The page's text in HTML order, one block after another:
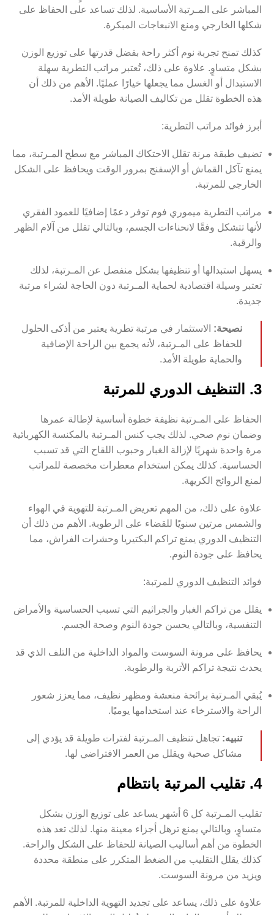
المباشر على المـرتبة الأساسية. لذلك تساعد على الحفاظ على
شكلها الخارجي ومنع الانبعاجات المبكرة.
كذلك تمنح تجربة نوم أكثر راحة بفضل قدرتها على توزيع الوزن
بشكل متساوٍ. علاوة على ذلك، تُعتبر مراتب التطرية سهلة
الاستبدال أو الغسل مما يجعلها خيارًا عمليًا. الأهم من ذلك أن
هذه الخطوة تقلل من تكاليف الصيانة طويلة الأمد.
أبرز فوائد مراتب التطرية:
تضيف طبقة مرنة تقلل الاحتكاك المباشر مع سطح المـرتبة، مما
يمنع تآكل القماش أو الإسفنج بمرور الوقت ويحافظ على الشكل
الخارجي للمرتبة.
مراتب التطرية ميموري فوم توفر دعمًا إضافيًا للعمود الفقري
لأنها تتشكل وفقًا لانحناءات الجسم، وبالتالي تقلل من آلام الظهر
والرقبة.
يسهل استبدالها أو تنظيفها بشكل منفصل عن المـرتبة، لذلك
تعتبر وسيلة اقتصادية لحماية المـرتبة دون الحاجة لشراء مرتبة
جديدة.
نصيحة: الاستثمار في مرتبة تطرية يعتبر من أذكى الحلول
للحفاظ على المـرتبة، لأنه يجمع بين الراحة الإضافية
والحماية طويلة الأمد.
3. التنظيف الدوري للمرتبة
الحفاظ على المـرتبة نظيفة خطوة أساسية لإطالة عمرها
وضمان نوم صحي. لذلك يجب كنس المـرتبة بالمكنسة الكهربائية
مرة واحدة شهريًا لإزالة الغبار وحبوب اللقاح التي قد تسبب
الحساسية. كذلك يمكن استخدام معطرات مخصصة للمراتب
لمنع الروائح الكريهة.
علاوة على ذلك، من المهم تعريض المـرتبة للتهوية في الهواء
والشمس مرتين سنويًا للقضاء على الرطوبة. الأهم من ذلك أن
التنظيف الدوري يمنع تراكم البكتيريا وحشرات الفراش، مما
يحافظ على جودة النوم.
فوائد التنظيف الدوري للمرتبة:
يقلل من تراكم الغبار والجراثيم التي تسبب الحساسية والأمراض
التنفسية، وبالتالي يحسن جودة النوم وصحة الجسم.
يحافظ على مرونة السوست والمواد الداخلية من التلف الذي قد
يحدث نتيجة تراكم الأتربة والرطوبة.
يُبقي المـرتبة برائحة منعشة ومظهر نظيف، مما يعزز شعور
الراحة والاسترخاء عند استخدامها يوميًا.
تنبيه: تجاهل تنظيف المـرتبة لفترات طويلة قد يؤدي إلى
مشاكل صحية ويقلل من العمر الافتراضي لها.
4. تقليب المرتبة بانتظام
تقليب المـرتبة كل 6 أشهر يساعد على توزيع الوزن بشكل
متساوٍ، وبالتالي يمنع ترهل أجزاء معينة منها. لذلك تعد هذه
الخطوة من أهم أساليب الصيانة للحفاظ على الشكل والراحة.
كذلك يقلل التقليب من الضغط المتكرر على منطقة محددة
ويزيد من مرونة السوست.
علاوة على ذلك، يساعد على تجديد التهوية الداخلية للمرتبة. الأهم